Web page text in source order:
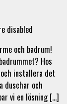
disabled
och badrum!
Hos
installera det
duschar och
vi en lösning […]